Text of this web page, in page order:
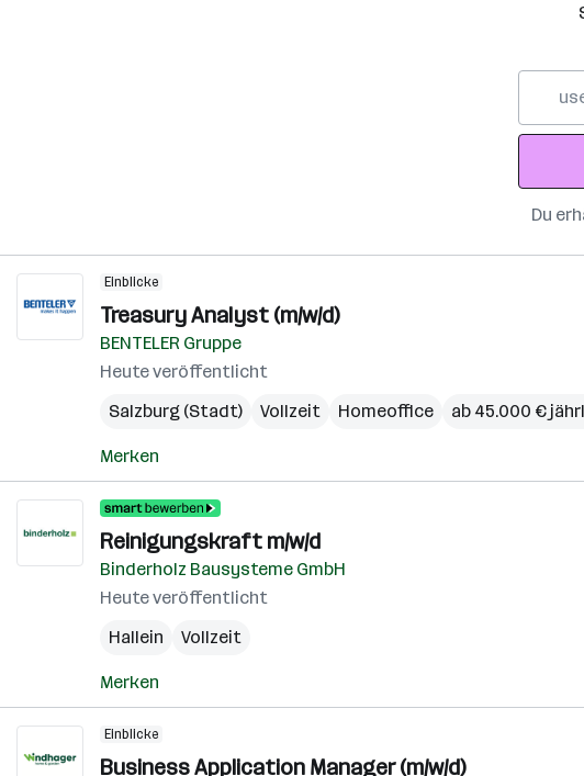
Adresse
Du
Einblicke
Treasury Analyst (m/w/d)
BENTELER Gruppe
Heute veröffentlicht
Salzburg (Stadt)
Vollzeit Homeoffice ab 45.000 €
Merken
Reinigungskraft m/w/d
Binderholz Bausysteme GmbH
Heute veröffentlicht
Hallein
Vollzeit
Merken
Einblicke
Business Application Manager (m/w/d)